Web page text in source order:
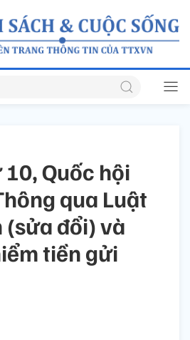
Quốc hội
qua Luật
(sửa đổi) và
tiền gửi